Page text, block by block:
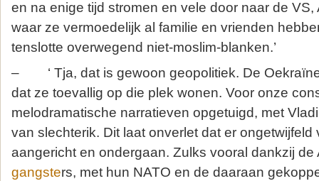
en na enige tijd stromen en vele door naar de
waar ze vermoedelijk al familie en vrienden
tenslotte overwegend niet-moslim-blanken.’
– ‘ Tja, dat is gewoon geopolitiek. De
dat ze toevallig op die plek wonen. Voor onze
melodramatische narratieven opgetuigd, met
van slechterik. Dit laat onverlet dat er ongetwijfeld
aangericht en ondergaan. Zulks vooral dankzij de
gangsters, met hun NATO en de daaraan